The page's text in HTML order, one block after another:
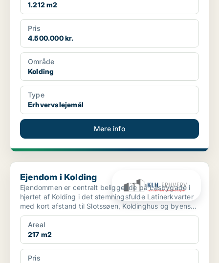
1.212 m2
Pris
4.500.000 kr.
Område
Kolding
Type
Erhvervslejemål
Mere info
Ejendom i Kolding
Ejendom i Kolding
Ejendommen er centralt beliggende på Låsbygade i
hjertet af Kolding i det stemningsfulde Latinerkvarter
med kort afstand til Slotssøen, Koldinghus og byens
g...
Areal
217 m2
Pris